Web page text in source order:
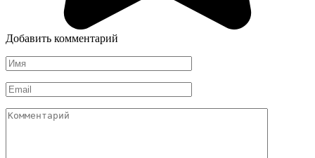
Добавить комментарий
Имя
*
Email
*
Комментарий